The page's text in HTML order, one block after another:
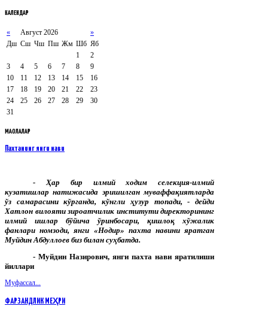
КАЛЕНДАР
« Август 2026
»
Дш Сш Чш Пш Жм Шб Яб
1
2
3
4 5 6 7 8
9
10
11 12 13 14 15
16
17
18 19 20 21 22
23
24
25 26 27 28 29
30
31
МАҚОЛАЛАР
Пахтанинг янги нави
- Ҳар бир илмий ходим селекция-илмий
кузатишлар натижасида эришилган муваффақиятларда
ўз самарасини кўрганда,кўнгли ҳузур топади, -дейди
Хатлон вилояти зироатчилик институти директорининг
илмий
ишлар бўйича ўринбосари, қишлоқ
хўжалик
фанлари номзоди,янги «Нодир» пахта навини яратган
Муйдин Абдуллоев биз билан суҳбатда.
- Муйдин Назирович, янги пахта нави яратилиши
йиллари
Муфассал...
ФАРЗАНДЛИК МЕҲРИ